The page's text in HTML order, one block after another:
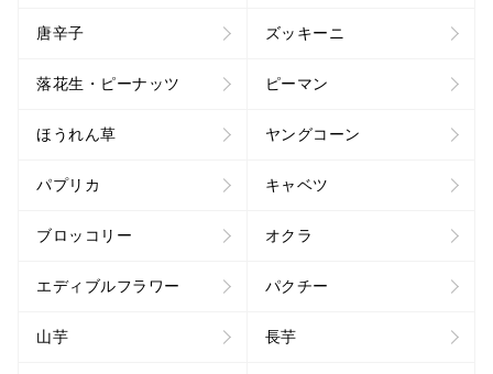
唐辛子 ズッキーニ
落花生・ピーナッツ ピーマン
ほうれん草 ヤングコーン
パプリカ キャベツ
ブロッコリー オクラ
エディブルフラワー パクチー
山芋 長芋